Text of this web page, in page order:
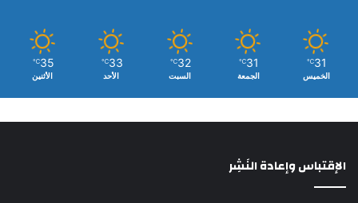
31
℃
الخميس
31
℃
الجمعة
32
℃
السبت
33
℃
الأحد
35
℃
الأثنين
الإقتباس وإعادة النَشِر